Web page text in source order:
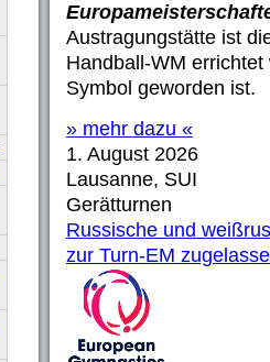
Austragungstätte ist
Handball-WM
Symbol geworden ist.
» mehr dazu «
1. August 2026
Lausanne, SUI
Gerätturnen
Russische und
zur Turn-EM